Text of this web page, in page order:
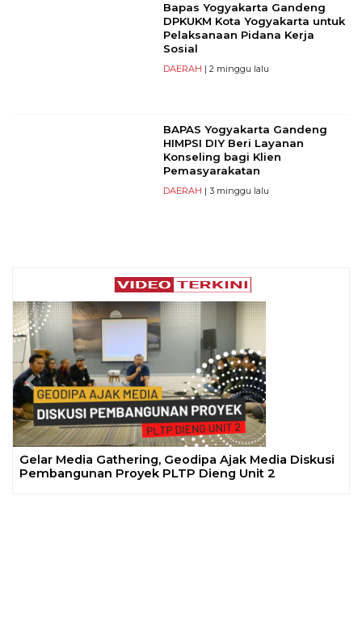
Bapas Yogyakarta Gandeng
DPKUKM Kota Yogyakarta untuk
Pelaksanaan Pidana Kerja
Sosial
DAERAH | 2 minggu lalu
BAPAS Yogyakarta Gandeng
HIMPSI DIY Beri Layanan
Konseling bagi Klien
Pemasyarakatan
DAERAH | 3 minggu lalu
Gelar Media Gathering, Geodipa Ajak Media Diskusi
Pembangunan Proyek PLTP Dieng Unit 2
Previous